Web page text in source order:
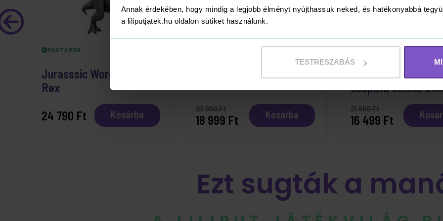
Annak érdekében, hogy mindig a legjobb élményt nyújthassuk neked, és hatékonyabbá
a liliputjatek.hu oldalon sütiket használunk.
TESTRESZABÁS
RAKTÁRON
Jurasssic Word Saga T-
Rex
24 790 Ft
Kosárba
Lightyear Zurg Anyahajó
23 990 Ft
18 999 Ft Kosárba
Mancs Őrjárat
csapata Deluxe
21 990 Ft
16 499 Ft
Ezt sugták a